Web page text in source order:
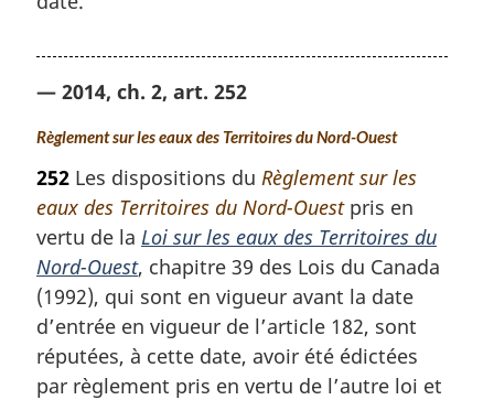
— 2014, ch. 2, art. 252
Règlement sur les eaux des Territoires du Nord-Ouest
252 Les dispositions du Règlement sur les
eaux des Territoires du Nord-Ouestpris en
vertu de la Loi sur les eaux des Territoires du
Nord-Ouest, chapitre 39 des Lois du Canada
(1992), qui sont en vigueur avant la date
d’entrée en vigueur de l’article 182, sont
réputées, à cette date, avoir été édictées
par règlement pris en vertu de l’autre loi et